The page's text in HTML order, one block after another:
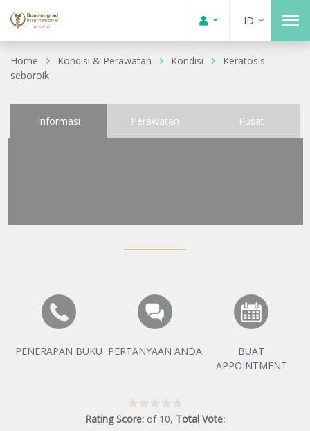
ID
Home Kondisi & Perawatan Kondisi
Keratosis
seboroik
Informasi Perawatan Pusat
PENERAPAN BUKU PERTANYAAN ANDA
BUAT
APPOINTMENT
Rating Score: of 10, Total Vote: